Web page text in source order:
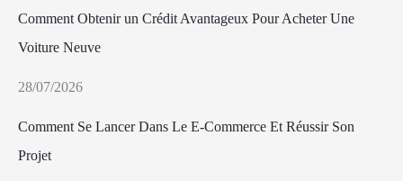
Comment Obtenir un Crédit Avantageux Pour Acheter Une
Voiture Neuve
28/07/2026
Comment Se Lancer Dans Le E-Commerce Et Réussir Son
Projet